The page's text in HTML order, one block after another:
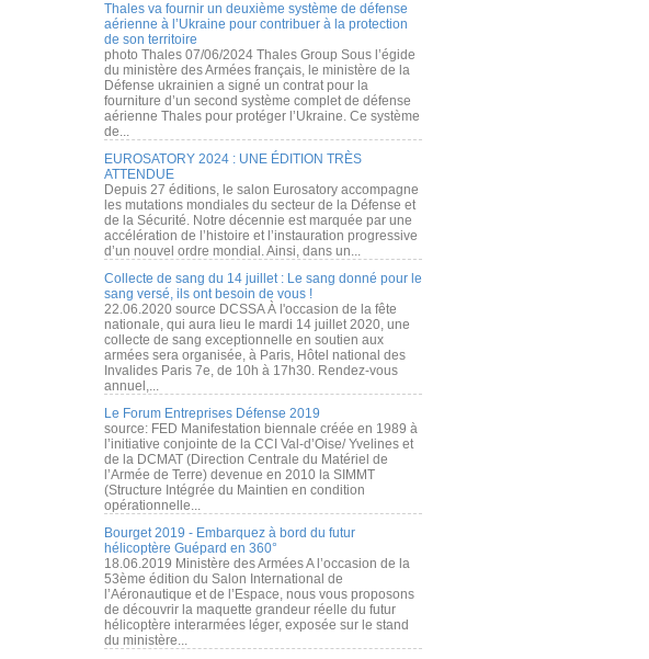
Thales va fournir un deuxième système de défense
aérienne à l’Ukraine pour contribuer à la protection
de son territoire
photo Thales 07/06/2024 Thales Group Sous l’égide
du ministère des Armées français, le ministère de la
Défense ukrainien a signé un contrat pour la
fourniture d’un second système complet de défense
aérienne Thales pour protéger l’Ukraine. Ce système
de...
EUROSATORY 2024 : UNE ÉDITION TRÈS
ATTENDUE
Depuis 27 éditions, le salon Eurosatory accompagne
les mutations mondiales du secteur de la Défense et
de la Sécurité. Notre décennie est marquée par une
accélération de l’histoire et l’instauration progressive
d’un nouvel ordre mondial. Ainsi, dans un...
Collecte de sang du 14 juillet : Le sang donné pour le
sang versé, ils ont besoin de vous !
22.06.2020 source DCSSA À l'occasion de la fête
nationale, qui aura lieu le mardi 14 juillet 2020, une
collecte de sang exceptionnelle en soutien aux
armées sera organisée, à Paris, Hôtel national des
Invalides Paris 7e, de 10h à 17h30. Rendez-vous
annuel,...
Le Forum Entreprises Défense 2019
source: FED Manifestation biennale créée en 1989 à
l’initiative conjointe de la CCI Val-d’Oise/ Yvelines et
de la DCMAT (Direction Centrale du Matériel de
l’Armée de Terre) devenue en 2010 la SIMMT
(Structure Intégrée du Maintien en condition
opérationnelle...
Bourget 2019 - Embarquez à bord du futur
hélicoptère Guépard en 360°
18.06.2019 Ministère des Armées A l’occasion de la
53ème édition du Salon International de
l’Aéronautique et de l’Espace, nous vous proposons
de découvrir la maquette grandeur réelle du futur
hélicoptère interarmées léger, exposée sur le stand
du ministère...